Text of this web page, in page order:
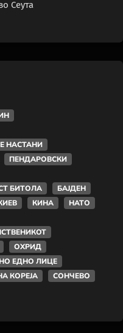
Сеута
НАСТАНИ
ПЕНДАРОВСКИ
БИТОЛА
БАЈДЕН
КИНА
НАТО
ОХРИД
ЕДНО ЛИЦЕ
КОРЕЈА
СОНЧЕВО